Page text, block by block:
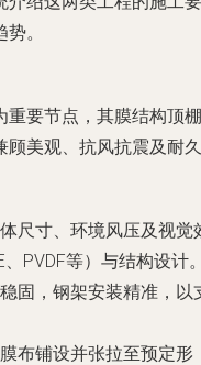
。
重要节点，其膜结构顶棚
顾美观、抗风抗震及耐久
尺寸、环境风压及视觉
PVDF等）与结构设计
固，钢架安装精准，以
布铺设并张拉至预定形